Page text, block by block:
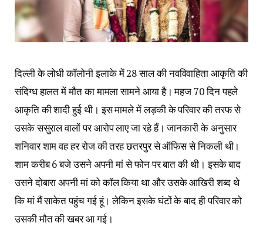
दिल्ली के लोधी कॉलोनी इलाके में 28 साल की नवविवाहिता आकृति की
संदिग्ध हालत में मौत का मामला सामने आया है। महज 70 दिन पहले
आकृति की शादी हुई थी। इस मामले में लड़की के परिवार की तरफ से
उसके ससुराल वालों पर आरोप लाए जा रहे हैं। जानकारी के अनुसार
शनिवार शाम वह हर रोज की तरह छतरपुर से ऑफिस से निकली थी।
शाम करीब 6 बजे उसने अपनी मां से फोन पर बात की थी। इसके बाद
उसने दोबारा अपनी मां को कॉल किया था और उसके आखिरी शब्द थे
कि मां मैं साकेत पहुंच गई हूं। लेकिन इसके घंटों के बाद ही परिवार को
उसकी मौत की खबर आ गई।